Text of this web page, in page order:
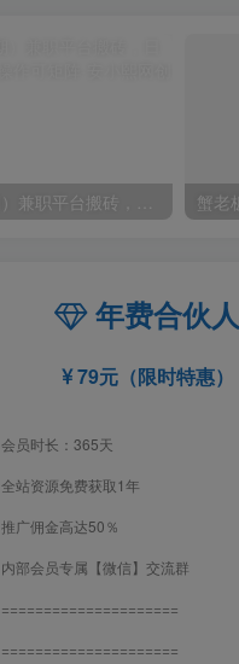
（12362期）兼职平台搬砖，日入500+无脑操作可矩阵
年费合伙人
79元（限时特惠）
会员时长：365天
全站资源免费获取1年
推广佣金高达50％
内部会员专属【微信】交流群
=====================
=====================